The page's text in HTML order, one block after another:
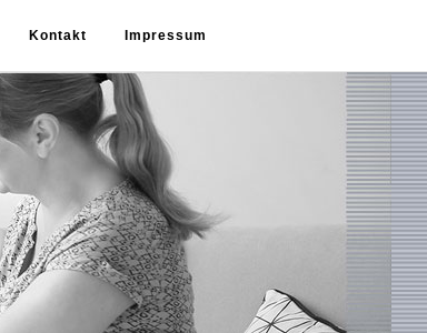
Kontakt Impressum